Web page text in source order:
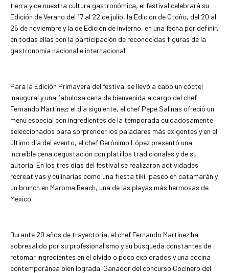
tierra y de nuestra cultura gastronómica, el festival celebrará su
Edición de Verano del 17 al 22 de julio, la Edición de Otoño, del 20 al
25 de noviembre y la de Edición de Invierno, en una fecha por definir,
en todas ellas con la participación de reconocidas figuras de la
gastronomía nacional e internacional.
Para la Edición Primavera del festival se llevó a cabo un cóctel
inaugural y una fabulosa cena de bienvenida a cargo del chef
Fernando Martínez; el día siguiente, el chef Pepe Salinas ofreció un
menú especial con ingredientes de la temporada cuidadosamente
seleccionados para sorprender los paladares más exigentes y en el
último día del evento, el chef Gerónimo López presentó una
increíble cena degustación con platillos tradicionales y de su
autoría. En los tres días del festival se realizaron actividades
recreativas y culinarias como una fiesta tiki, paseo en catamarán y
un brunch en Maroma Beach, una de las playas más hermosas de
México.
Durante 20 años de trayectoria, el chef Fernando Martínez ha
sobresalido por su profesionalismo y su búsqueda constantes de
retomar ingredientes en el olvido o poco explorados y una cocina
contemporánea bien lograda. Ganador del concurso Cocinero del